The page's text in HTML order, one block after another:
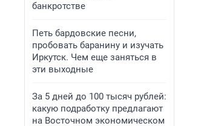
банкротстве
Петь бардовские песни,
пробовать баранину и изучать
Иркутск. Чем еще заняться в
эти выходные
За 5 дней до 100 тысяч рублей:
какую подработку предлагают
на Восточном экономическом